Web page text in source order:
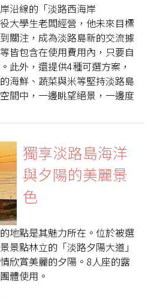
沿線的「淡路西海岸
大學生老闆經營，他未來目標
關注，成為淡路島新的交流據
皆包含在使用費用內，只要自
此外，還提供4種可選方案，
海鮮、蔬菜與米等堅持淡路島
間中，一邊眺望絕景，一邊度
獨享淡路島海洋
與夕陽的美麗景
色
地點是其魅力所在。位於被選
景點林立的「淡路夕陽大道」
欣賞美麗的夕陽。8人座的露
體使用。